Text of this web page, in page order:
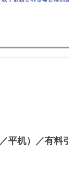
平机）／有料